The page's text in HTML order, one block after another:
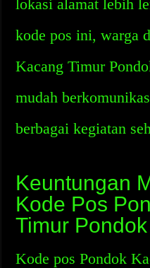
lokasi alamat lebih
kode pos ini, warga
Kacang Timur
mudah
berbagai kegiatan
Keuntungan
Kode Pos
Timur
Kode pos Pondok